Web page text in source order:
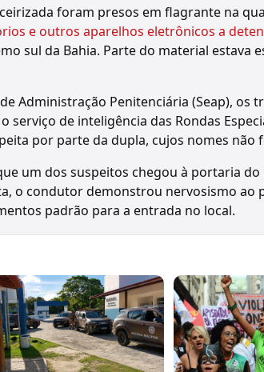
foram presos em flagrante na
e outros aparelhos eletrônicos a
sul da Bahia. Parte do material estava
Administração Penitenciária (Seap), os
serviço de inteligência das Rondas
por parte da dupla, cujos nomes não
um dos suspeitos chegou à portaria
o condutor demonstrou nervosismo ao
padrão para a entrada no local.